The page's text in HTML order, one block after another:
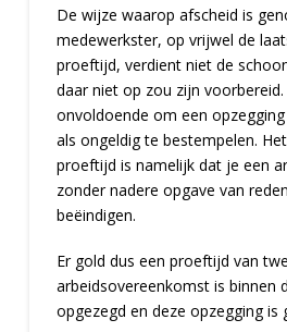
De wijze waarop afscheid is
medewerkster, op vrijwel de
proeftijd, verdient niet de
daar niet op zou zijn
onvoldoende om een
als ongeldig te bestempelen.
proeftijd is namelijk dat je een
zonder nadere opgave van
beëindigen.
Er gold dus een proeftijd van
arbeidsovereenkomst is binnen
opgezegd en deze opzegging is